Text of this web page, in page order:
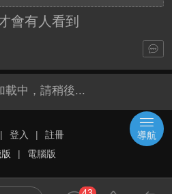
會有人看到
載中，請稍後...
| 登入 |
註冊
| 電腦版
導航